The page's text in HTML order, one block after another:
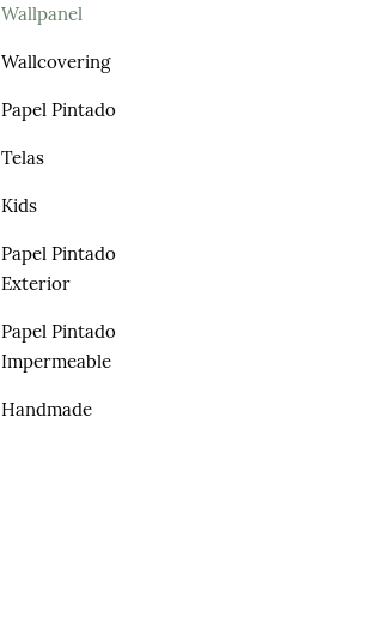
Wallpanel
Wallcovering
Papel Pintado
Telas
Kids
Papel Pintado
Exterior
Papel Pintado
Impermeable
Handmade